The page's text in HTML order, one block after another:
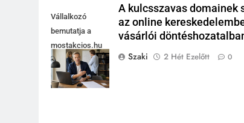
Vállalkozó
bemutatja a
mostakcios.hu
domain név
megszerzését.
A kulcsszavas domainek
az online
vásárlói
Szaki
2 Hét Ezelőtt 0